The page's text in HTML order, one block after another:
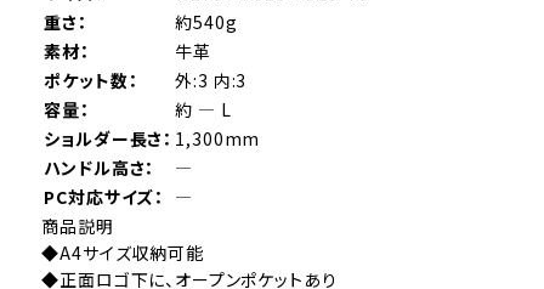
重さ：
約540g
素材：
牛革
ポケット数：
外:3 内:3
容量：
約 ― L
ショルダー長さ： 1,300mm
ハンドル高さ：
―
PC対応サイズ：
―
商品説明
◆A4サイズ収納可能
◆正面ロゴ下に、オープンポケットあり